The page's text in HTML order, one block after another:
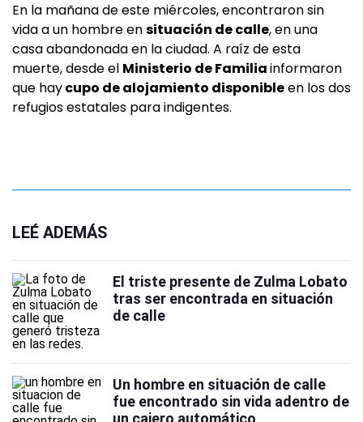
En la mañana de este miércoles, encontraron sin
vida a un hombre ensituación de calle, en una
casa abandonada en la ciudad. A raíz de esta
muerte, desde el Ministerio de Familiainformaron
que haycupo de alojamiento disponibleen los dos
refugios estatales para indigentes.
LEÉ ADEMÁS
El triste presente de Zulma Lobato
tras ser encontrada en situación
de calle
Un hombre en situación de calle
fue encontrado sin vida adentro de
un cajero automático